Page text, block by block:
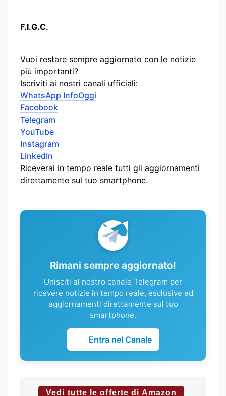
F.I.G.C.
Vuoi restare sempre aggiornato con le notizie
più importanti?
Iscriviti ai nostri canali ufficiali:
WhatsApp InfoOggi
Facebook
Telegram
YouTube
Instagram
LinkedIn
Riceverai in tempo reale tutti gli aggiornamenti
direttamente sul tuo smartphone.
Rimani sempre aggiornato!
Unisciti al nostro canale Telegram per
ricevere notizie in tempo reale, esclusive ed
aggiornamenti direttamente sul tuo
smartphone.
Entra nel Canale